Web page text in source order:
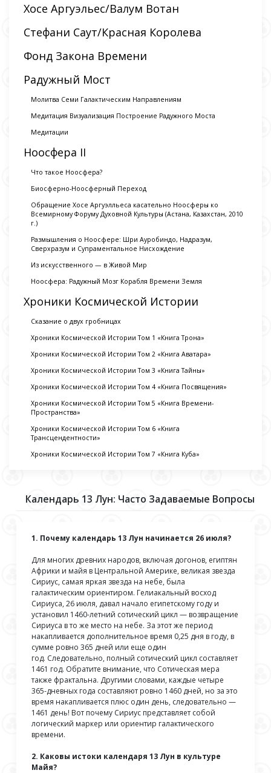
Хосе Аргуэльес/Валум Вотан
Стефани Саут/Красная Королева
Фонд Закона Времени
Радужный Мост
Молитва Семи Галактическим Направлениям
Медитация Визуализация Построение Радужного Моста
Медитации
Ноосфера II
Что такое Ноосфера?
Биосферно-Ноосферный Переход
Обращение Хосе Аргуэлльеса касательно Ноосферы ко
Всемирному Форуму Духовной Культуры (Астана, Казахстан, 2010
г.)
Размышления о Ноосфере: Шри Ауробиндо, Надразум,
Сверхразум и Супраментальное Нисхождение
Из искусственного — в Живой Мир
Ноосфера: Радужный Мозг Корабля Времени Земля
Хроники Космической Истории
Сказание о двух гробницах
Хроники Космической Истории Том 1 «Книга Трона»
Хроники Космической Истории Том 2 «Книга Аватара»
Хроники Космической Истории Том 3 «Книга Тайны»
Хроники Космической Истории Том 4 «Книга Посвящения»
Хроники Космической Истории Том 5 «Книга Времени-
Пространства»
Хроники Космической Истории Том 6 «Книга
Трансцендентности»
Хроники Космической Истории Том 7 «Книга Куба»
Календарь 13 Лун: Часто Задаваемые Вопросы
1. Почему календарь 13 Лун начинается 26 июля?
Для многих древних народов, включая догонов, египтян
Африки и майя в Центральной Америке, великая звезда
Сириус, самая яркая звезда на небе, была
галактическим ориентиром. Гелиакальный восход
Сириуса, 26 июля, давал начало египетскому году и
установил 1460-летний сотический цикл — возвращение
Сириуса в то же место на небе. За этот же период
накапливается дополнительное время 0,25 дня в году, в
сумме ровно 365 дней или еще один
год. Следовательно, полный сотический цикл составляет
1461 год. Обратите внимание, что Сотическая мера
также фрактальна. Другими словами, каждые четыре
365-дневных года составляют ровно 1460 дней, но за это
время накапливается плюс один день, следовательно —
1461 день! Вот почему Сириус представляет собой
логический маркер или ориентир галактического
времени.
2. Каковы истоки календаря 13 Лун в культуре
Майя?